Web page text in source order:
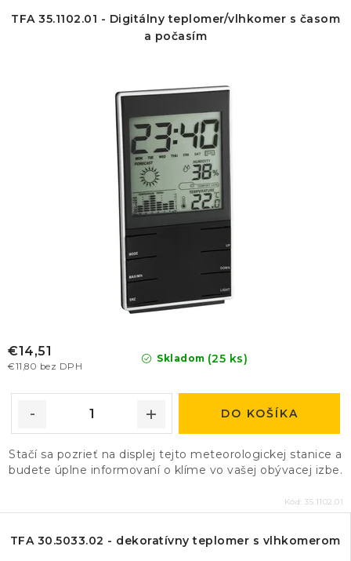
TFA 35.1102.01 - Digitálny teplomer/vlhkomer s časom
a počasím
Skladom (25 ks)
€11,80 bez DPH
€14,51
DO KOŠÍKA
Stačí sa pozrieť na displej tejto meteorologickej stanice a
budete úplne informovaní o klíme vo vašej obývacej izbe.
Kód: 35.1102.01
TFA 30.5033.02 - dekoratívny teplomer s vlhkomerom